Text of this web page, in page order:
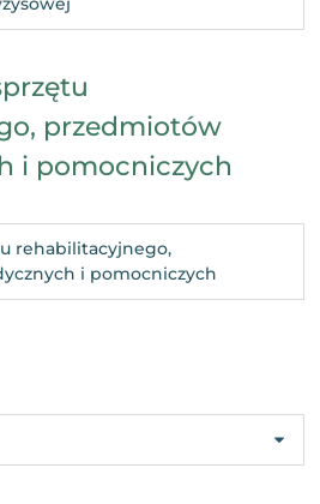
przedmiotów
i pomocniczych
rehabilitacyjnego,
i pomocniczych